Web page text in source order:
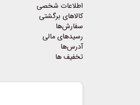
اطلاعات شخصی
کالاهای برگشتی
سفارش‌ها
رسیدهای مالی
آدرس‌ها
تخفیف ها